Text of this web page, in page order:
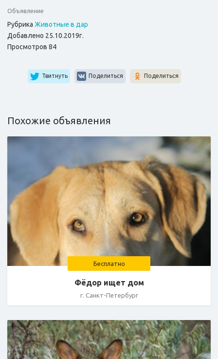
Объявление
Рубрика Животные в дар
Добавлено 25.10.2019г.
Просмотров 84
Твитнуть Поделиться Поделиться
Похожие объявления
Бесплатно
Фёдор ищет дом
г. Санкт-Петербург